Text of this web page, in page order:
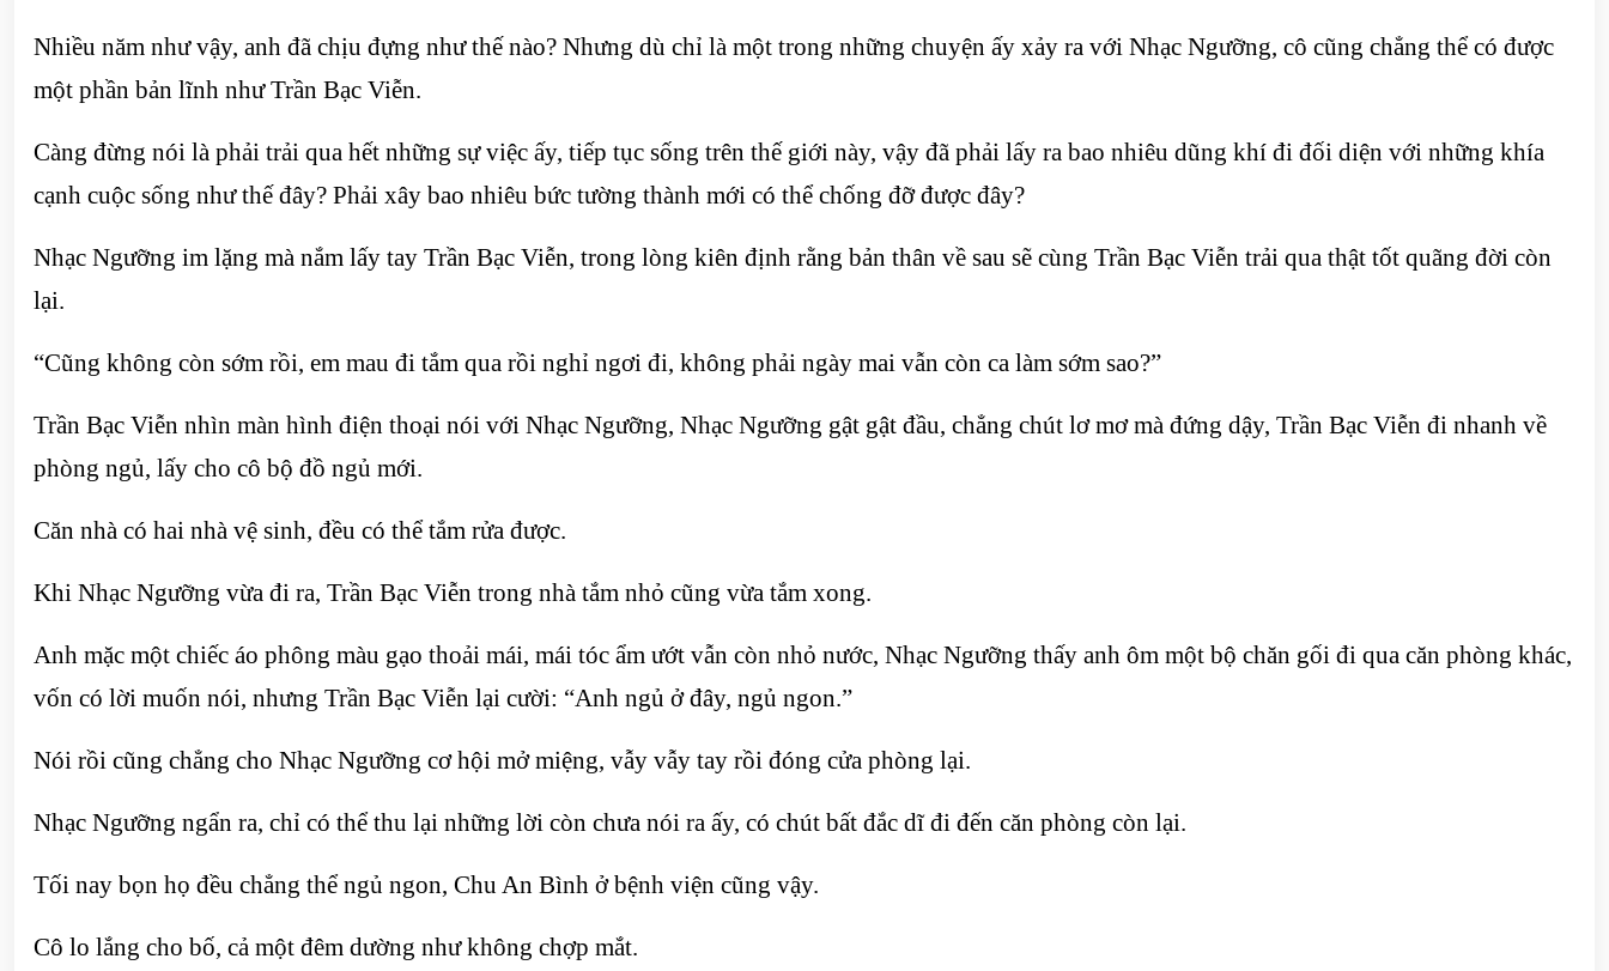
Nhiều năm như vậy, anh đã chịu đựng như thế nào? Nhưng dù chỉ là một trong những chuyện ấy xảy ra với Nhạc Ngưỡng, cô cũng chẳng thể có được
một phần bản lĩnh như Trần Bạc Viễn.
Càng đừng nói là phải trải qua hết những sự việc ấy, tiếp tục sống trên thế giới này, vậy đã phải lấy ra bao nhiêu dũng khí đi đối diện với những khía
cạnh cuộc sống như thế đây? Phải xây bao nhiêu bức tường thành mới có thể chống đỡ được đây?
Nhạc Ngưỡng im lặng mà nắm lấy tay Trần Bạc Viễn, trong lòng kiên định rằng bản thân về sau sẽ cùng Trần Bạc Viễn trải qua thật tốt quãng đời còn
lại.
“Cũng không còn sớm rồi, em mau đi tắm qua rồi nghỉ ngơi đi, không phải ngày mai vẫn còn ca làm sớm sao?”
Trần Bạc Viễn nhìn màn hình điện thoại nói với Nhạc Ngưỡng, Nhạc Ngưỡng gật gật đầu, chẳng chút lơ mơ mà đứng dậy, Trần Bạc Viễn đi nhanh về
phòng ngủ, lấy cho cô bộ đồ ngủ mới.
Căn nhà có hai nhà vệ sinh, đều có thể tắm rửa được.
Khi Nhạc Ngưỡng vừa đi ra, Trần Bạc Viễn trong nhà tắm nhỏ cũng vừa tắm xong.
Anh mặc một chiếc áo phông màu gạo thoải mái, mái tóc ẩm ướt vẫn còn nhỏ nước, Nhạc Ngưỡng thấy anh ôm một bộ chăn gối đi qua căn phòng khác,
vốn có lời muốn nói, nhưng Trần Bạc Viễn lại cười: “Anh ngủ ở đây, ngủ ngon.”
Nói rồi cũng chẳng cho Nhạc Ngưỡng cơ hội mở miệng, vẫy vẫy tay rồi đóng cửa phòng lại.
Nhạc Ngưỡng ngẩn ra, chỉ có thể thu lại những lời còn chưa nói ra ấy, có chút bất đắc dĩ đi đến căn phòng còn lại.
Tối nay bọn họ đều chẳng thể ngủ ngon, Chu An Bình ở bệnh viện cũng vậy.
Cô lo lắng cho bố, cả một đêm dường như không chợp mắt.